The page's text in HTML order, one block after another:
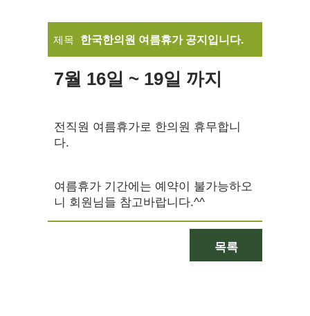
제목 한국한의원 여름휴가 공지입니다.
7월 16일 ~ 19일 까지
전직원 여름휴가로 한의원 휴무합니
다.
여름휴가 기간에는 예약이 불가능하오
니 회원님들 참고바랍니다.^^
목록